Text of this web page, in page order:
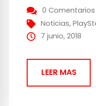
juego. Es posible
de junio
aniversario del
0 Comentarios
Noticias,
7 junio, 2018
LEER MAS